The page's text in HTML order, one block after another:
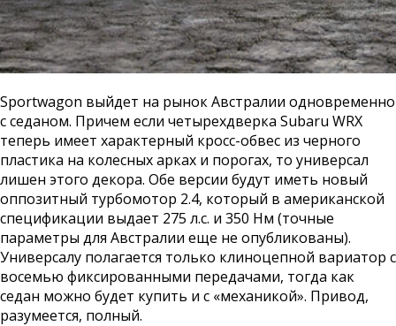
Sportwagon выйдет на рынок Австралии одновременно
с седаном. Причем если четырехдверка Subaru WRX
теперь имеет характерный кросс-обвес из черного
пластика на колесных арках и порогах, то универсал
лишен этого декора. Обе версии будут иметь новый
оппозитный турбомотор 2.4, который в американской
спецификации выдает 275 л.с. и 350 Нм (точные
параметры для Австралии еще не опубликованы).
Универсалу полагается только клиноцепной вариатор с
восемью фиксированными передачами, тогда как
седан можно будет купить и с «механикой». Привод,
разумеется, полный.